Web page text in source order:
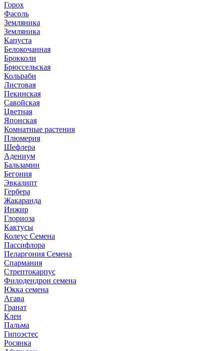
Горох
Фасоль
Земляника
Земляника
Капуста
Белокочанная
Брокколи
Брюссельская
Кольраби
Листовая
Пекинская
Савойская
Цветная
Японская
Комнатные растения
Плюмерия
Шефлера
Адениум
Бальзамин
Бегония
Эвкалипт
Гербера
Жакаранда
Инжир
Глориоза
Кактусы
Колеус Семена
Пассифлора
Пеларгония Семена
Спармания
Стрептокарпус
Филодендрон семена
Юкка семена
Агава
Гранат
Клен
Пальма
Гипоэстес
Росянка